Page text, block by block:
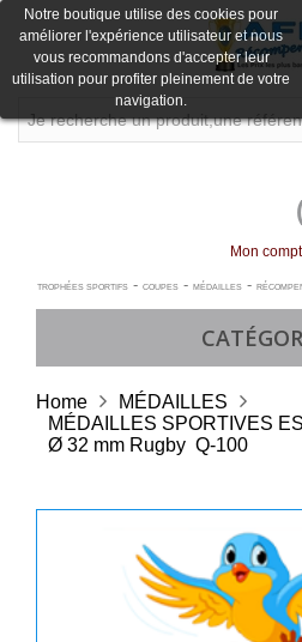
Mon
TROPHÉES SPORTIFS- COUPES- MÉDAILLES-
Notre boutique utilise des cookies pour
améliorer l'expérience utilisateur et nous
vous recommandons d'accepter leur
utilisation pour profiter pleinement de votre
navigation.
Home
MÉDAILLES
MÉDAILLES SPORTIVES
Ø 32 mm Rugby  Q-100